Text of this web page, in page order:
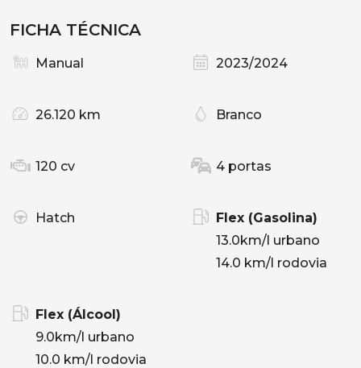
FICHA TÉCNICA
Manual 2023/2024
26.120 km Branco
120 cv 4 portas
Hatch
Flex (Gasolina)
13.0km/l urbano
14.0 km/l rodovia
Flex (Álcool)
9.0km/l urbano
10.0 km/l rodovia